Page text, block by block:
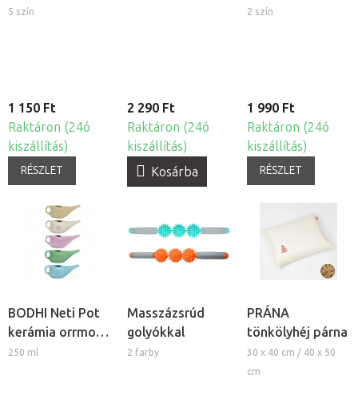
masszázs
5 szín
1 150 Ft
Raktáron (24ó
kiszállítás)
RÉSZLET
2 290 Ft
Raktáron (24ó
kiszállítás)
Kosárba
masszázskefe
2 szín
1 990 Ft
Raktáron (24ó
kiszállítás)
RÉSZLET
BODHI Neti Pot
kerámia orrmosó
kancsó
250 ml
Masszázsrúd
golyókkal
2 farby
PRÁNA
tönkölyhéj párna
30 x 40 cm / 40 x 50
cm